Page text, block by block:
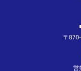
〒
営